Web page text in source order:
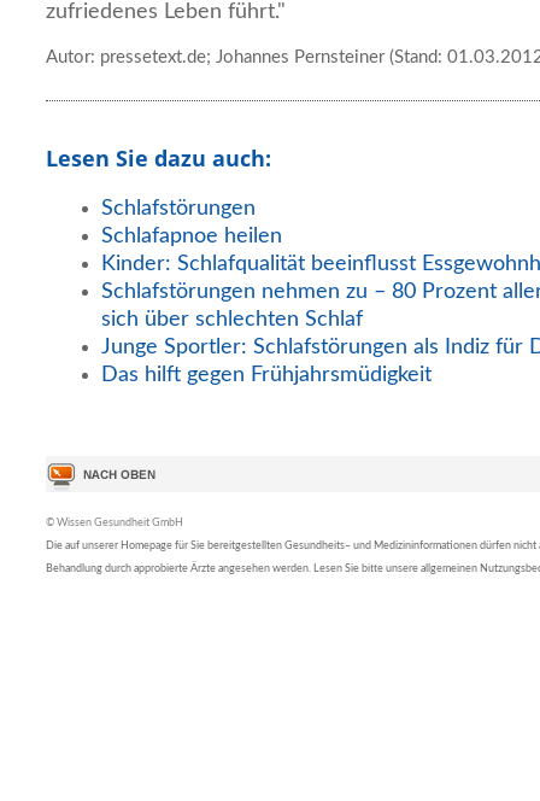
zufriedenes Leben führt."
Autor: pressetext.de; Johannes Pernsteiner (Stand:
Lesen Sie dazu auch:
Schlafstörungen
Schlafapnoe heilen
Kinder: Schlafqualität beeinflusst
Schlafstörungen nehmen zu – 80 Prozent
sich über schlechten Schlaf
Junge Sportler: Schlafstörungen als Indiz für
Das hilft gegen Frühjahrsmüdigkeit
© Wissen Gesundheit GmbH
Die auf unserer Homepage für Sie bereitgestellten Gesundheits– und Medizininformationen dürfen nicht
Behandlung durch approbierte Ärzte angesehen werden. Lesen Sie bitte unsere allgemeinen